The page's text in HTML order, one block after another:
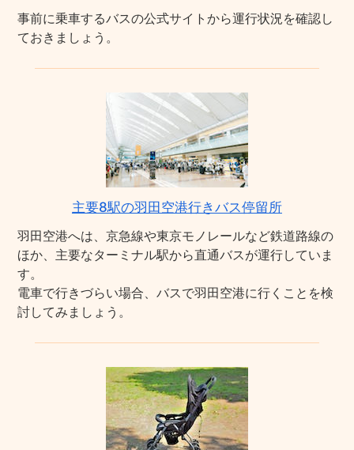
事前に乗車するバスの公式サイトから運行状況を確認し
ておきましょう。
主要8駅の羽田空港行きバス停留所
羽田空港へは、京急線や東京モノレールなど鉄道路線の
ほか、主要なターミナル駅から直通バスが運行していま
す。
電車で行きづらい場合、バスで羽田空港に行くことを検
討してみましょう。